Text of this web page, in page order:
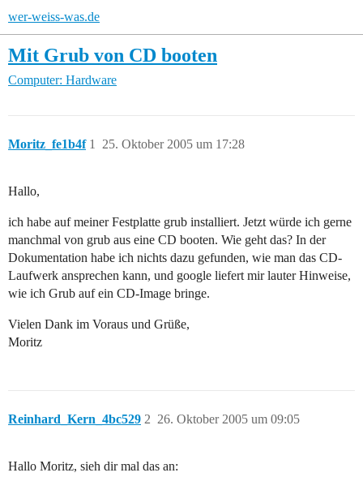
wer-weiss-was.de
Mit Grub von CD booten
Computer: Hardware
Moritz_fe1b4f 25. Oktober 2005 um 17:28
1
Hallo,
ich habe auf meiner Festplatte grub installiert. Jetzt würde ich gerne
manchmal von grub aus eine CD booten. Wie geht das? In der
Dokumentation habe ich nichts dazu gefunden, wie man das CD-
Laufwerk ansprechen kann, und google liefert mir lauter Hinweise,
wie ich Grub auf ein CD-Image bringe.
Vielen Dank im Voraus und Grüße,
Moritz
Reinhard_Kern_4bc529 26. Oktober 2005 um 09:05
2
Hallo Moritz, sieh dir mal das an: